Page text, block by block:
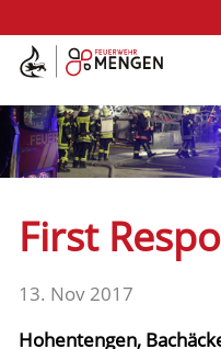
Kontakt Impressum
Die
Fachdienste
Fahrzeuge
First
13. Nov 2017
Hohentengen,